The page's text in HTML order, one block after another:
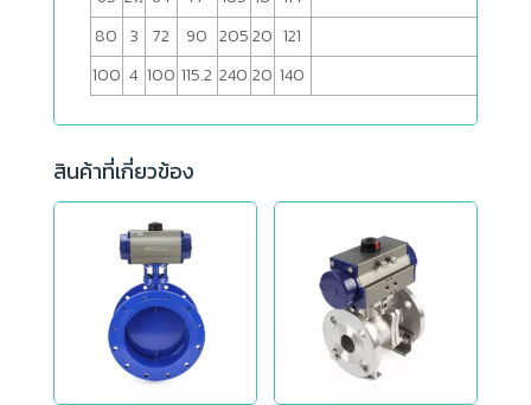
80 3 72 90 20520 121
100 4 100 115.2 240 20 140
สินค้าที่เกี่ยวข้อง